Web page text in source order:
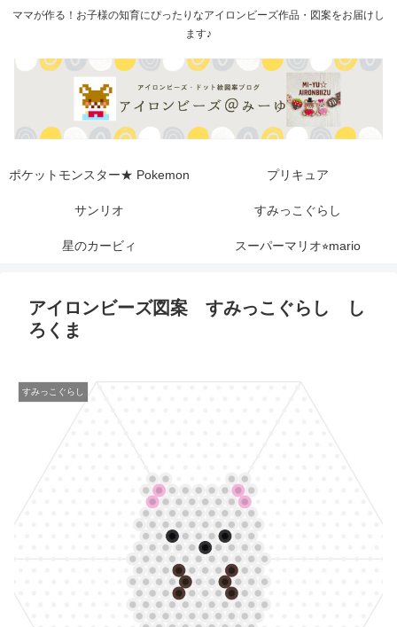
ママが作る！お子様の知育にぴったりなアイロンビーズ作品・図案をお届けし
ます♪
ポケットモンスター★ Pokemon プリキュア
サンリオ すみっこぐらし
星のカービィ スーパーマリオ⭐︎mario
アイロンビーズ図案 すみっこぐらし し
ろくま
すみっこぐらし